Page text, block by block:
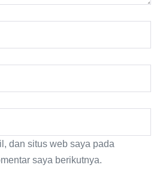
dan situs web saya pada
saya berikutnya.